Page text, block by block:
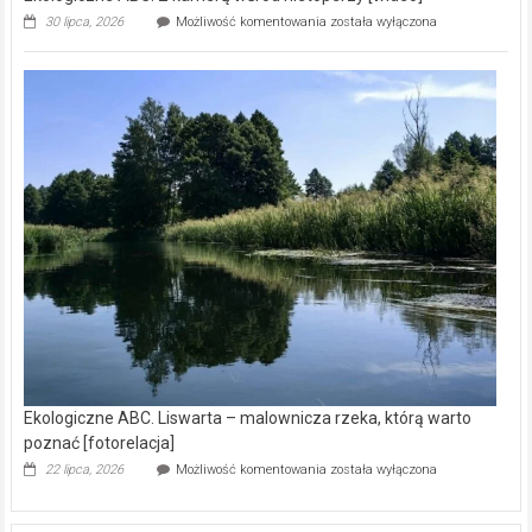
30 lipca, 2026 Możliwość komentowania Ekologiczne
kamerą
wśród
została wyłączona
Ekologiczne ABC. Liswarta – malownicza rzeka, którą warto
poznać [fotorelacja]
22 lipca, 2026 Możliwość komentowania Ekologiczne
–
została wyłączona